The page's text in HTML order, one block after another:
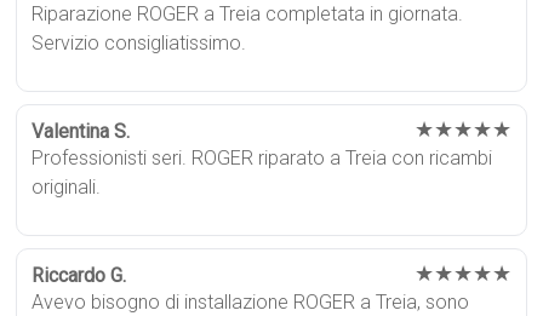
Riparazione ROGER a Treia completata in giornata.
Servizio consigliatissimo.
Valentina S. ★★★★★
Professionisti seri. ROGER riparato a Treia con ricambi
originali.
Riccardo G. ★★★★★
Avevo bisogno di installazione ROGER a Treia, sono